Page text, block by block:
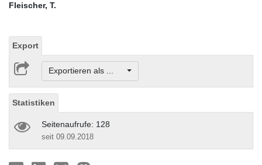
Fleischer, T.
Export
Exportieren als ...
Statistiken
Seitenaufrufe: 128
seit 09.09.2018